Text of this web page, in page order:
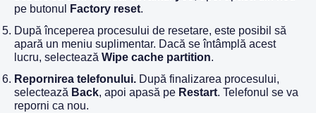
pe butonul
Factory reset.
După începerea procesului de resetare, este posibil să
apară un meniu suplimentar. Dacă se întâmplă acest
lucru, selectează Wipe cache partition.
Repornirea telefonului. După finalizarea procesului,
selectează Back, apoi apasă pe Restart. Telefonul se va
reporni ca nou.